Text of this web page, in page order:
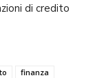
di credito
finanza